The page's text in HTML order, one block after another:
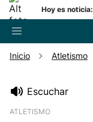
Hoy es noticia:
Inicio Atletismo
Escuchar
ATLETISMO